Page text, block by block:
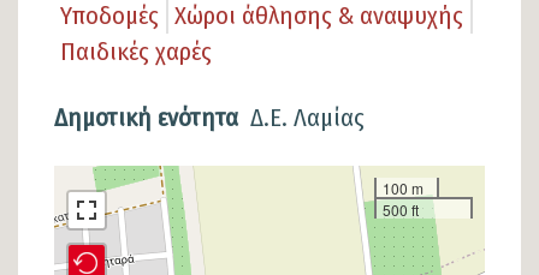
Υποδομές Χώροι άθλησης & αναψυχής
Παιδικές χαρές
Δημοτική ενότητα Δ.Ε. Λαμίας
Σημείο
στον
χάρτη
100 m
500 ft